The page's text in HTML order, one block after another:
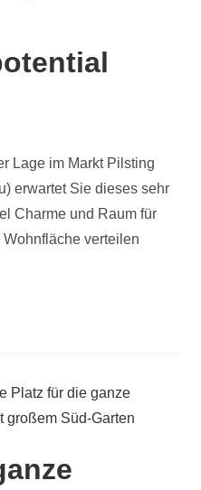
Lage im Markt Pilsting
erwartet Sie dieses sehr
Charme und Raum für
Wohnfläche verteilen